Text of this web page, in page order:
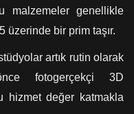
malzemeler genellikle
üzerinde bir prim taşır.
artık rutin olarak
fotogerçekçi 3D
hizmet değer katmakla